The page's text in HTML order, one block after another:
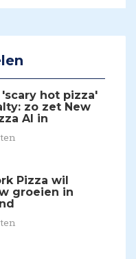
'scary hot pizza'
zo zet New
AI in
Pizza wil
groeien in